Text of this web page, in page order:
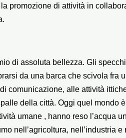
promozione di attività in
di assoluta bellezza. Gli specchi
da una barca che scivola fra
comunicazione, alle attività
della città. Oggi quel mondo è
umane , hanno reso l’acqua
nell’agricoltura, nell’industria e